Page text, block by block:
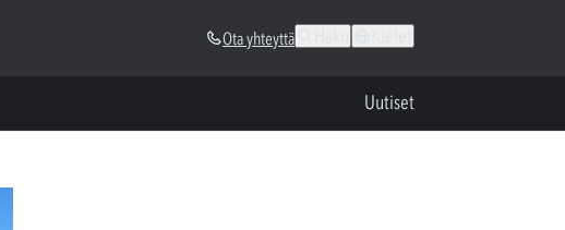
Ota yhteyttä
Uutiset